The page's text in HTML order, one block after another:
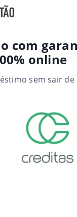
com
online
sem sair de